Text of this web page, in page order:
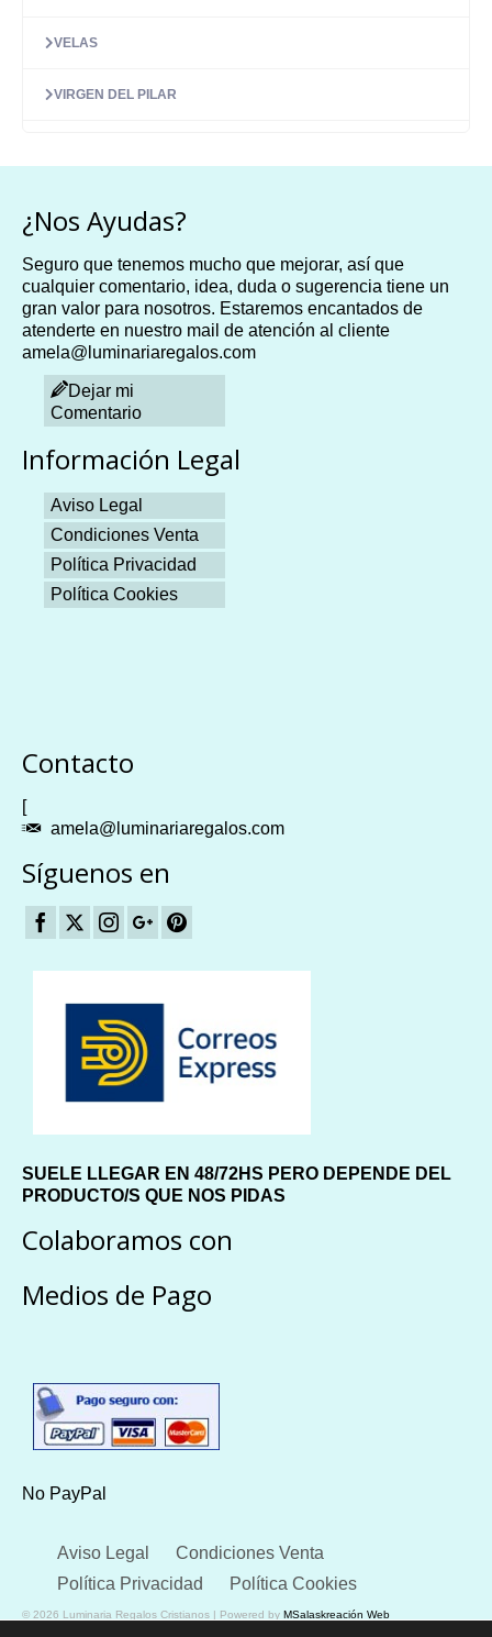
VELAS
VIRGEN DEL PILAR
¿Nos Ayudas?
Seguro que tenemos mucho que mejorar, así que
cualquier comentario, idea, duda o sugerencia tiene un
gran valor para nosotros. Estaremos encantados de
atenderte en nuestro mail de atención al cliente
amela@luminariaregalos.com
Dejar mi
Comentario
Información Legal
Aviso Legal
Condiciones Venta
Política Privacidad
Política Cookies
Contacto
[
amela@luminariaregalos.com
Síguenos en
SUELE LLEGAR EN 48/72HS PERO DEPENDE DEL
PRODUCTO/S QUE NOS PIDAS
Colaboramos con
Medios de Pago
No PayPal
Aviso Legal
Condiciones Venta
Política Privacidad
Política Cookies
© 2026 Luminaria Regalos Cristianos | Powered by MSalaskreación Web